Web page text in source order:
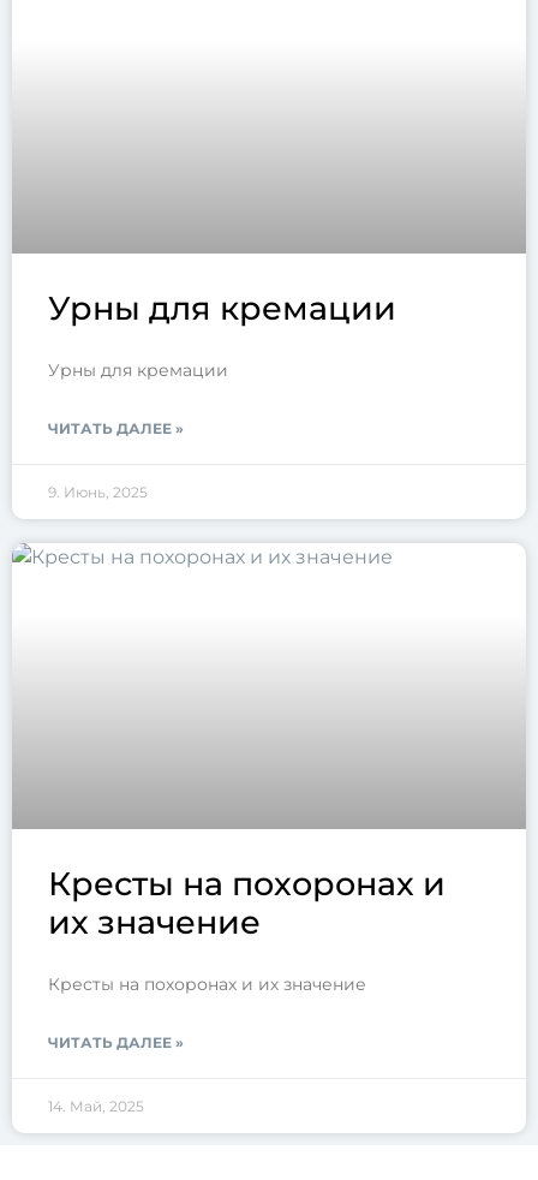
Урны для кремации
Урны для кремации
ЧИТАТЬ ДАЛЕЕ »
9. Июнь, 2025
Кресты на похоронах и
их значение
Кресты на похоронах и их значение
ЧИТАТЬ ДАЛЕЕ »
14. Май, 2025